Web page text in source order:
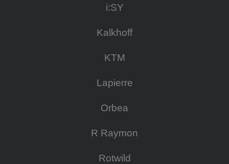
i:SY
Kalkhoff
KTM
Lapierre
Orbea
R Raymon
Rotwild